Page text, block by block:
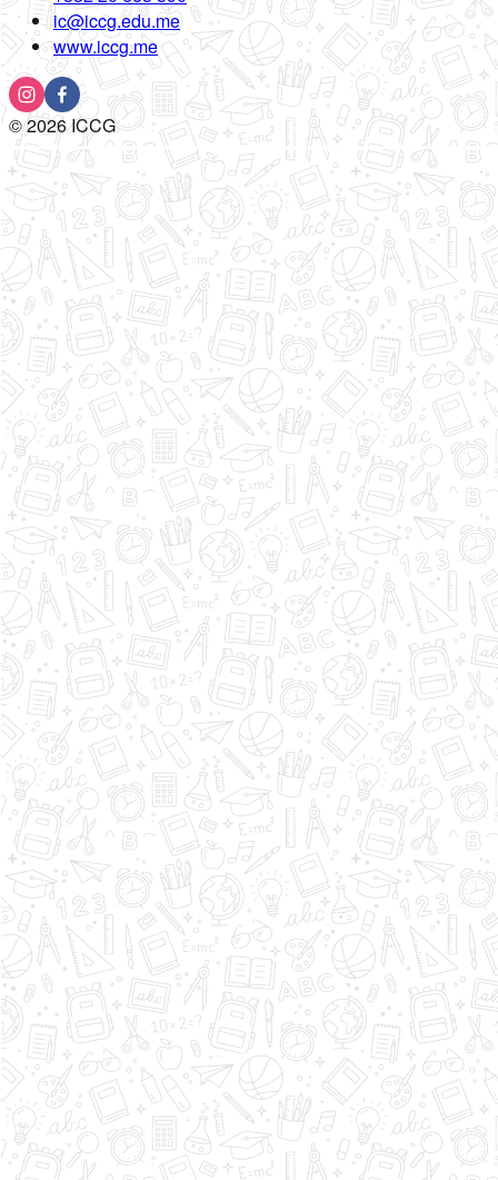
ic@iccg.edu.me
www.iccg.me
©2026ICCG